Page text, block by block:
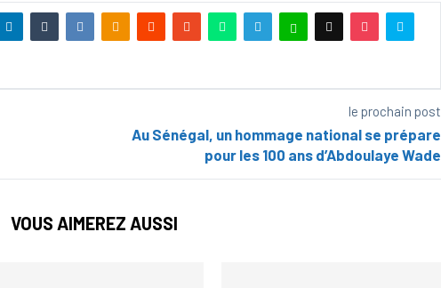
le prochain post
Au Sénégal, un hommage national se prépare
pour les 100 ans d’Abdoulaye Wade
VOUS AIMEREZ AUSSI